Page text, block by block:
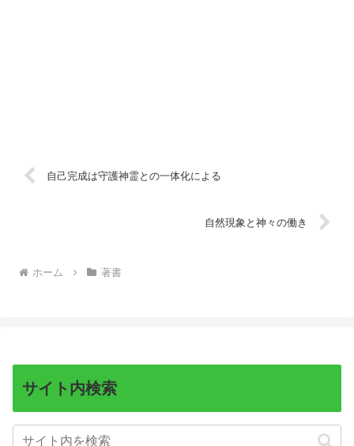
自己完成は守護神霊との一体化による
自然現象と神々の働き
ホーム 著書
サイト内検索